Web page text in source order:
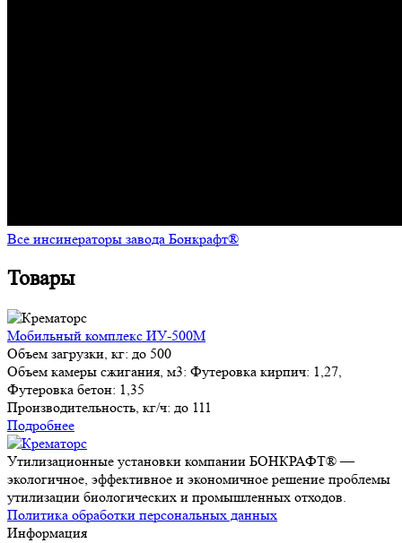
Все инсинераторы завода Бонкрафт®
Товары
Мобильный комплекс ИУ-500М
Объем загрузки, кг: до 500
Объем камеры сжигания, м3: Футеровка кирпич: 1,27,
Футеровка бетон: 1,35
Производительность, кг/ч: до 111
Подробнее
Утилизационные установки компании БОНКРАФТ® —
экологичное, эффективное и экономичное решение проблемы
утилизации биологических и промышленных отходов.
Политика обработки персональных данных
Информация